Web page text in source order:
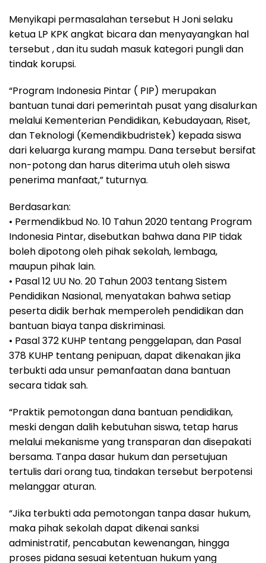
Menyikapi permasalahan tersebut H Joni selaku
ketua LP KPK angkat bicara dan menyayangkan hal
tersebut , dan itu sudah masuk kategori pungli dan
tindak korupsi.
“Program Indonesia Pintar ( PIP) merupakan
bantuan tunai dari pemerintah pusat yang disalurkan
melalui Kementerian Pendidikan, Kebudayaan, Riset,
dan Teknologi (Kemendikbudristek) kepada siswa
dari keluarga kurang mampu. Dana tersebut bersifat
non-potong dan harus diterima utuh oleh siswa
penerima manfaat,” tuturnya.
Berdasarkan:
• Permendikbud No. 10 Tahun 2020 tentang Program
Indonesia Pintar, disebutkan bahwa dana PIP tidak
boleh dipotong oleh pihak sekolah, lembaga,
maupun pihak lain.
• Pasal 12 UU No. 20 Tahun 2003 tentang Sistem
Pendidikan Nasional, menyatakan bahwa setiap
peserta didik berhak memperoleh pendidikan dan
bantuan biaya tanpa diskriminasi.
• Pasal 372 KUHP tentang penggelapan, dan Pasal
378 KUHP tentang penipuan, dapat dikenakan jika
terbukti ada unsur pemanfaatan dana bantuan
secara tidak sah.
“Praktik pemotongan dana bantuan pendidikan,
meski dengan dalih kebutuhan siswa, tetap harus
melalui mekanisme yang transparan dan disepakati
bersama. Tanpa dasar hukum dan persetujuan
tertulis dari orang tua, tindakan tersebut berpotensi
melanggar aturan.
“Jika terbukti ada pemotongan tanpa dasar hukum,
maka pihak sekolah dapat dikenai sanksi
administratif, pencabutan kewenangan, hingga
proses pidana sesuai ketentuan hukum yang